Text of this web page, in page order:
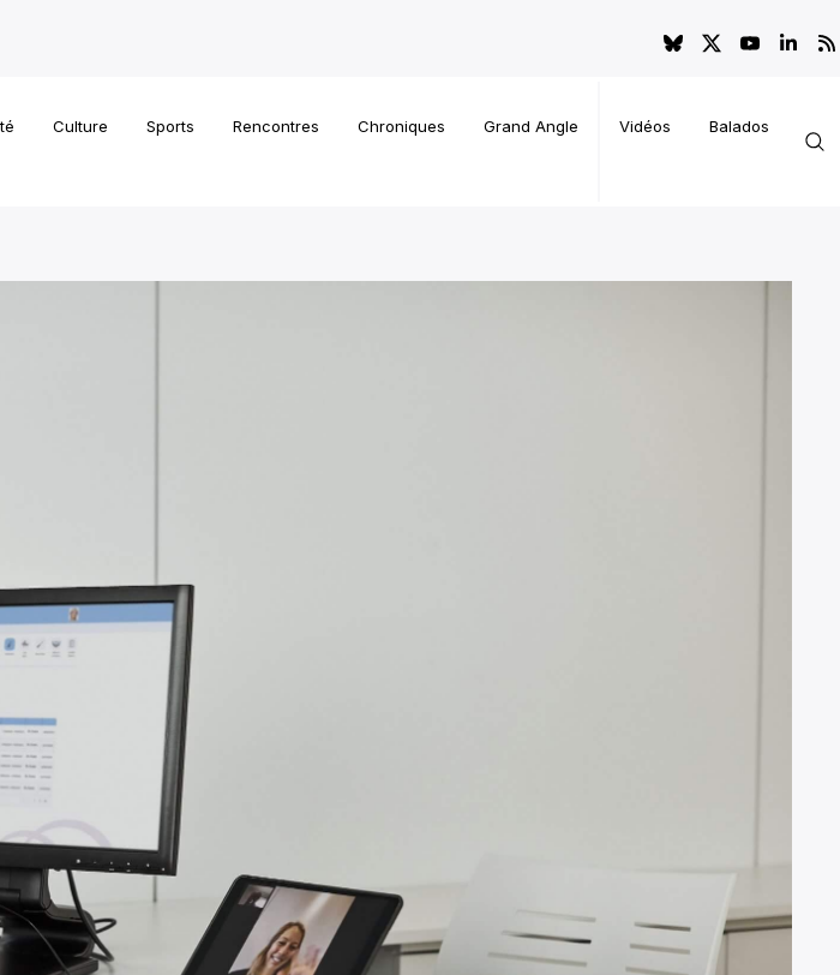
Culture Sports Rencontres Chroniques Grand Angle Vidéos Balados